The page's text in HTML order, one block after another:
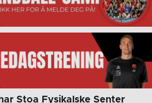
Stoa Fysikalske Senter